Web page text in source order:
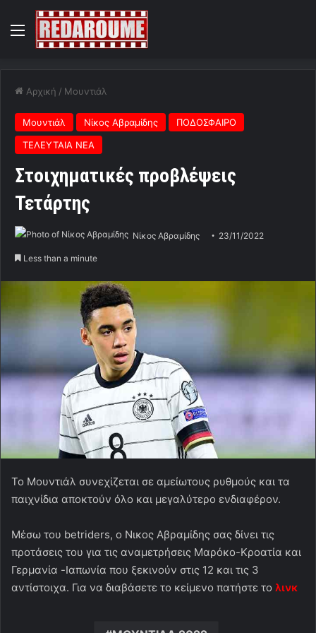
Menu
Αρχική / Μουντιάλ
Μουντιάλ Νίκος Αβραμίδης
ΠΟΔΟΣΦΑΙΡΟ
ΤΕΛΕΥΤΑΙΑ ΝΕΑ
Στοιχηματικές προβλέψεις
Τετάρτης
Νίκος Αβραμίδης 23/11/2022
Less than a minute
Το Μουντιάλ συνεχίζεται σε αμείωτους ρυθμούς και τα
παιχνίδια αποκτούν όλο και μεγαλύτερο ενδιαφέρον.
Μέσω του betriders, o Νικος Αβραμίδης σας δίνει τις
προτάσεις του για τις αναμετρήσεις Μαρόκο-Κροατία και
Γερμανία -Ιαπωνία που ξεκινούν στις 12 και τις 3
αντίστοιχα. Για να διαβάσετε το κείμενο πατήστε το λινκ